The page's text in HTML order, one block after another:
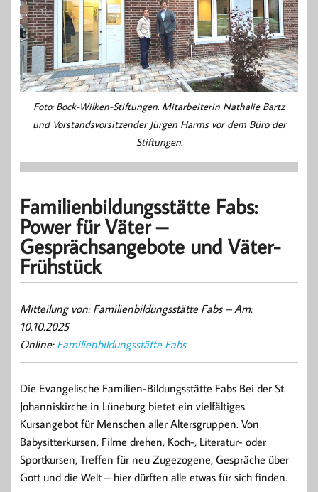
Foto: Bock-Wilken-Stiftungen. Mitarbeiterin Nathalie Bartz
und Vorstandsvorsitzender Jürgen Harms vor dem Büro der
Stiftungen.
Familienbildungsstätte Fabs:
Power für Väter –
Gesprächsangebote und Väter-
Frühstück
Mitteilung von: Familienbildungsstätte Fabs –Am:
10.10.2025
Online: Familienbildungsstätte Fabs
Die Evangelische Familien-Bildungsstätte Fabs Bei der St.
Johanniskirche in Lüneburg bietet ein vielfältiges
Kursangebot für Menschen aller Altersgruppen. Von
Babysitterkursen, Filme drehen, Koch-, Literatur- oder
Sportkursen, Treffen für neu Zugezogene, Gespräche über
Gott und die Welt – hier dürften alle etwas für sich finden.